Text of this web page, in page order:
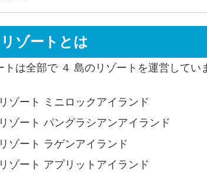
ゾートとは
トは全部で ４ 島のリゾートを運営してい
ゾート ミニロックアイランド
ゾート パングラシアンアイランド
ゾート ラゲンアイランド
ゾート アプリットアイランド